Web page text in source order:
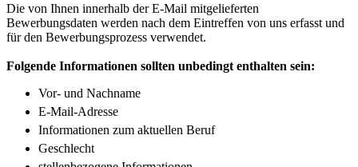
Die von Ihnen innerhalb der E-Mail mitgelieferten
Bewerbungsdaten werden nach dem Eintreffen von uns erfasst und
für den Bewerbungsprozess verwendet.
Folgende Informationen sollten unbedingt enthalten sein:
Vor- und Nachname
E-Mail-Adresse
Informationen zum aktuellen Beruf
Geschlecht